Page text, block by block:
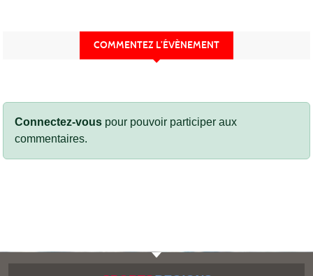
COMMENTEZ L’ÉVÈNEMENT
Connectez-vous pour pouvoir participer aux
commentaires.